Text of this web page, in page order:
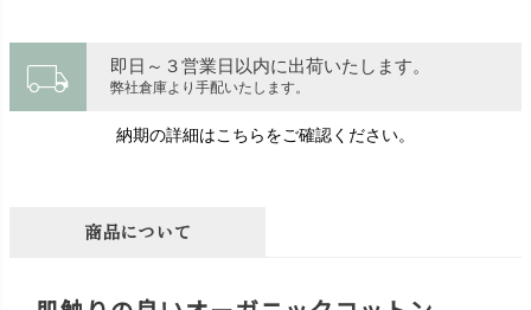
local_shipping 即日～３営業日以内に出荷いたします。
弊社倉庫より手配いたします。
納期の詳細はこちらをご確認ください。
商品について